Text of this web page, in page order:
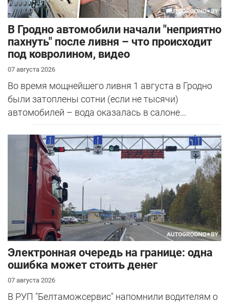
В Гродно автомобили начали "неприятно
пахнуть" после ливня – что происходит
под ковролином, видео
07 августа 2026
Во время мощнейшего ливня 1 августа в Гродно
были затоплены сотни (если не тысячи)
автомобилей – вода оказалась в салоне...
Электронная очередь на границе: одна
ошибка может стоить денег
07 августа 2026
В РУП "Белтаможсервис" напомнили водителям о